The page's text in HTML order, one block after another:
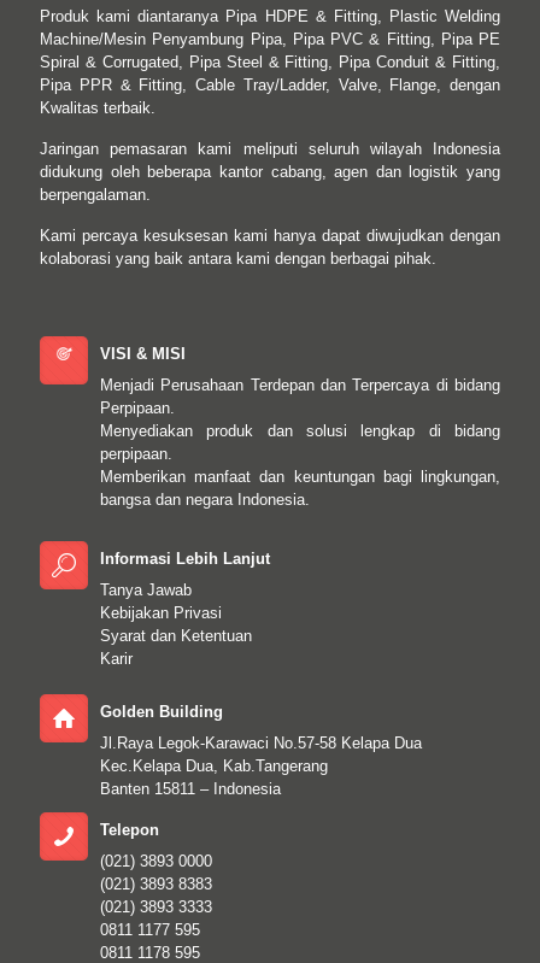
Produk kami diantaranya Pipa HDPE & Fitting, Plastic Welding
Machine/Mesin Penyambung Pipa, Pipa PVC & Fitting, Pipa PE
Spiral & Corrugated, Pipa Steel & Fitting, Pipa Conduit & Fitting,
Pipa PPR & Fitting, Cable Tray/Ladder, Valve, Flange, dengan
Kwalitas terbaik.
Jaringan pemasaran kami meliputi seluruh wilayah Indonesia
didukung oleh beberapa kantor cabang, agen dan logistik yang
berpengalaman.
Kami percaya kesuksesan kami hanya dapat diwujudkan dengan
kolaborasi yang baik antara kami dengan berbagai pihak.
VISI & MISI
Menjadi Perusahaan Terdepan dan Terpercaya di bidang
Perpipaan.
Menyediakan produk dan solusi lengkap di bidang
perpipaan.
Memberikan manfaat dan keuntungan bagi lingkungan,
bangsa dan negara Indonesia.
Informasi Lebih Lanjut
Tanya Jawab
Kebijakan Privasi
Syarat dan Ketentuan
Karir
Golden Building
Jl.Raya Legok-Karawaci No.57-58 Kelapa Dua
Kec.Kelapa Dua, Kab.Tangerang
Banten 15811 – Indonesia
Telepon
(021) 3893 0000
(021) 3893 8383
(021) 3893 3333
0811 1177 595
0811 1178 595